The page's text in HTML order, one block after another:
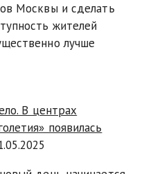
Москвы и сделать
жителей
лучше
В центрах
появилась